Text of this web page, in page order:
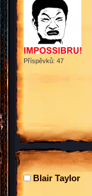
Příspěvků: 47
Blair Taylor